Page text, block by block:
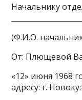
Начальнику
(Ф.И.О.
От: Плющевой
«12» июня 1968
адресу: г.